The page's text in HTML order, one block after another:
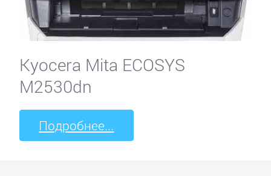
Kyocera Mita ECOSYS
M2530dn
Подробнее...